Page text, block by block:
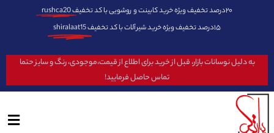
۲۰درصد تخفیف ویژه خرید کابینت و روشویی با کد تخفیف
rushca20
۱۵درصد تخفیف ویژه خرید شیرآلات با کد تخفیف
shiralaat15
به دلیل نوسانات بازار، قبل از خرید برای اطلاع از قیمت،موجودی، رنگ و سایز حتما
تماس حاصل فرمایید!